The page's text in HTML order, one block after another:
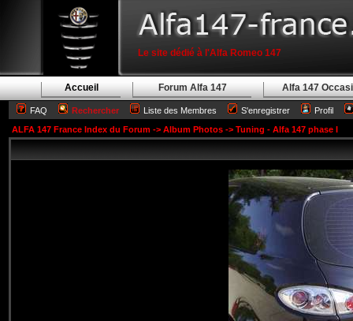
Le site dédié à l'Alfa Romeo 147
Accueil Forum Alfa 147 Alfa 147
FAQ Rechercher Liste des Membres S'enregistrer
Profil
ALFA 147 France Index du Forum -> Album Photos -> Tuning - Alfa 147 phase I